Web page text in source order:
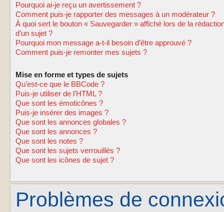
Pourquoi ai-je reçu un avertissement ?
Comment puis-je rapporter des messages à un modérateur ?
À quoi sert le bouton « Sauvegarder » affiché lors de la
d’un sujet ?
Pourquoi mon message a-t-il besoin d’être approuvé ?
Comment puis-je remonter mes sujets ?
Mise en forme et types de sujets
Qu’est-ce que le BBCode ?
Puis-je utiliser de l’HTML ?
Que sont les émoticônes ?
Puis-je insérer des images ?
Que sont les annonces globales ?
Que sont les annonces ?
Que sont les notes ?
Que sont les sujets verrouillés ?
Que sont les icônes de sujet ?
Problèmes de